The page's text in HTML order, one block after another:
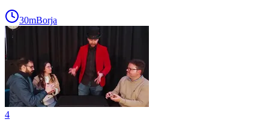
30mBorja
4